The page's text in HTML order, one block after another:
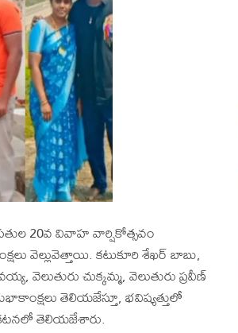
20వ వివాహ వార్షికోత్సవం
వెల్లువెత్తాయి. కటుకూరి శేఖర్ బాబు,
వెలుతురు చుక్కమ్మ, వెలుతురు ప్రవీణ్
తెలియజేస్తూ, భవిష్యత్తులో
తెలియజేశారు.